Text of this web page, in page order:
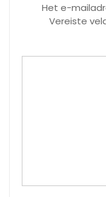
Het e-
Vereiste